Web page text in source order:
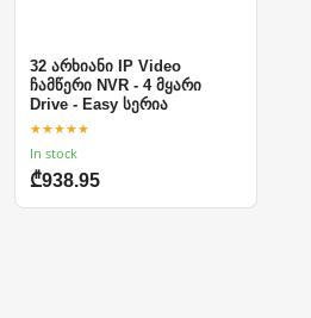
32 არხიანი IP Video
ჩამწერი NVR - 4 მყარი
Drive - Easy სერია
★★★★★
In stock
₾938.95